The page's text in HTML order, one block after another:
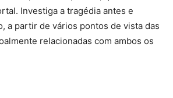
Investiga a tragédia antes e
a partir de vários pontos de vista das
relacionadas com ambos os